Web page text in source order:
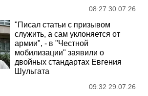
08:27 30.07.26
"Писал статьи с призывом
служить, а сам уклоняется от
армии", - в "Честной
мобилизации" заявили о
двойных стандартах Евгения
Шульгата
09:32 29.07.26